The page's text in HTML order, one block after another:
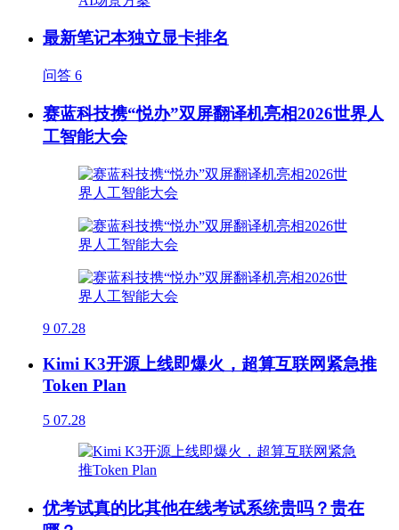
最新笔记本独立显卡排名
问答 6
赛蓝科技携“悦办”双屏翻译机亮相2026世界人
工智能大会
9 07.28
Kimi K3开源上线即爆火，超算互联网紧急推
Token Plan
5 07.28
优考试真的比其他在线考试系统贵吗？贵在